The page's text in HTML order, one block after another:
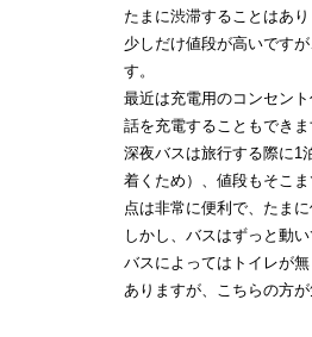
たまに渋滞することはあ
少しだけ値段が高いです
す。
最近は充電用のコンセン
話を充電することもでき
深夜バスは旅行する際に1
着くため）、値段もそこ
点は非常に便利で、たま
しかし、バスはずっと動
バスによってはトイレが
ありますが、こちらの方